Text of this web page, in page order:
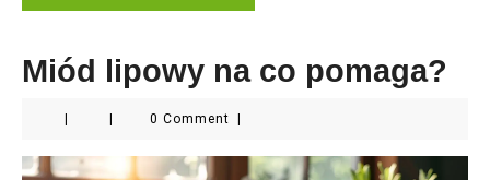
Miód lipowy na co pomaga?
0 Comment